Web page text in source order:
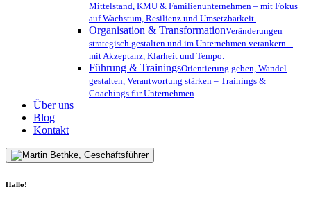
Mittelstand, KMU & Familienunternehmen – mit Fokus
auf Wachstum, Resilienz und Umsetzbarkeit.
Organisation & TransformationVeränderungen
strategisch gestalten und im Unternehmen verankern –
mit Akzeptanz, Klarheit und Tempo.
Führung & TrainingsOrientierung geben, Wandel
gestalten, Verantwortung stärken – Trainings &
Coachings für Unternehmen
Über uns
Blog
Kontakt
Hallo!